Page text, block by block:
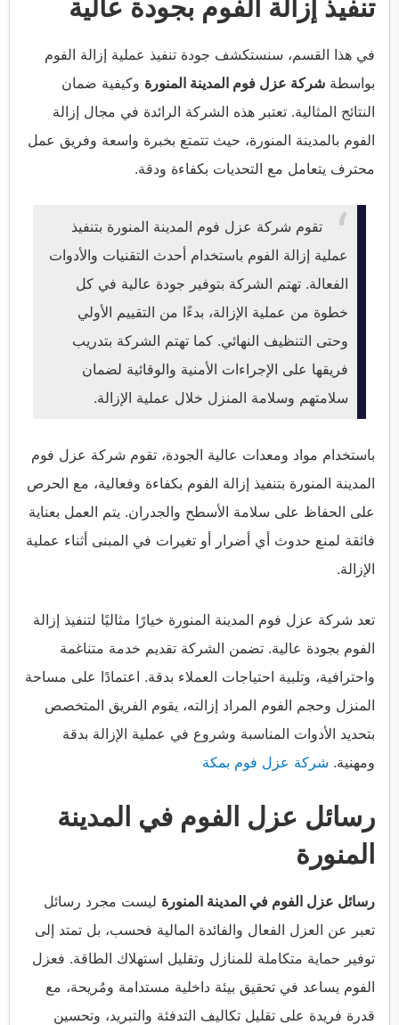
تنفيذ إزالة الفوم بجودة عالية
في هذا القسم، سنستكشف جودة تنفيذ عملية إزالة الفوم
بواسطة شركة عزل فوم المدينة المنورة وكيفية ضمان
النتائج المثالية. تعتبر هذه الشركة الرائدة في مجال إزالة
الفوم بالمدينة المنورة، حيث تتمتع بخبرة واسعة وفريق عمل
محترف يتعامل مع التحديات بكفاءة ودقة.
تقوم شركة عزل فوم المدينة المنورة بتنفيذ
عملية إزالة الفوم باستخدام أحدث التقنيات والأدوات
الفعالة. تهتم الشركة بتوفير جودة عالية في كل
خطوة من عملية الإزالة، بدءًا من التقييم الأولي
وحتى التنظيف النهائي. كما تهتم الشركة بتدريب
فريقها على الإجراءات الأمنية والوقائية لضمان
سلامتهم وسلامة المنزل خلال عملية الإزالة.
باستخدام مواد ومعدات عالية الجودة، تقوم شركة عزل فوم
المدينة المنورة بتنفيذ إزالة الفوم بكفاءة وفعالية، مع الحرص
على الحفاظ على سلامة الأسطح والجدران. يتم العمل بعناية
فائقة لمنع حدوث أي أضرار أو تغيرات في المبنى أثناء عملية
الإزالة.
تعد شركة عزل فوم المدينة المنورة خيارًا مثاليًا لتنفيذ إزالة
الفوم بجودة عالية. تضمن الشركة تقديم خدمة متناغمة
واحترافية، وتلبية احتياجات العملاء بدقة. اعتمادًا على مساحة
المنزل وحجم الفوم المراد إزالته، يقوم الفريق المتخصص
بتحديد الأدوات المناسبة وشروع في عملية الإزالة بدقة
ومهنية. شركة عزل فوم بمكة
رسائل عزل الفوم في المدينة
المنورة
رسائل عزل الفوم في المدينة المنورة ليست مجرد رسائل
تعبر عن العزل الفعال والفائدة المالية فحسب، بل تمتد إلى
توفير حماية متكاملة للمنازل وتقليل استهلاك الطاقة. فعزل
الفوم يساعد في تحقيق بيئة داخلية مستدامة ومُريحة، مع
قدرة فريدة على تقليل تكاليف التدفئة والتبريد، وتحسين